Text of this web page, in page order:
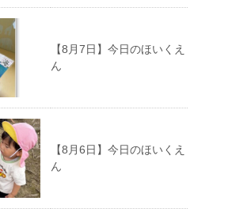
【8月7日】今日のほいくえ
ん
【8月6日】今日のほいくえ
ん